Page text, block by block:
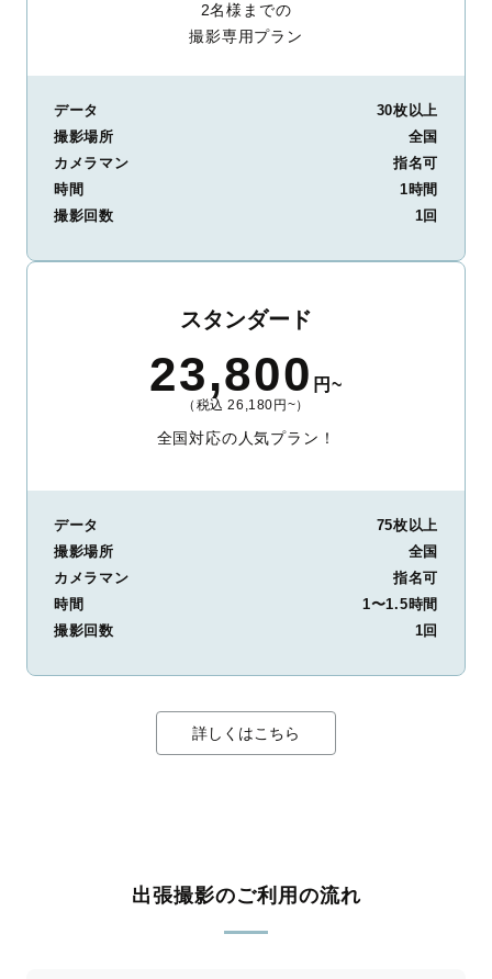
2名様までの
撮影専用プラン
データ
30枚以上
撮影場所
全国
カメラマン
指名可
時間
1時間
撮影回数
1回
スタンダード
23,800 円~
（税込 26,180円~）
全国対応の人気プラン！
データ
75枚以上
撮影場所
全国
カメラマン
指名可
時間
1〜1.5時間
撮影回数
1回
詳しくはこちら
出張撮影のご利用の流れ